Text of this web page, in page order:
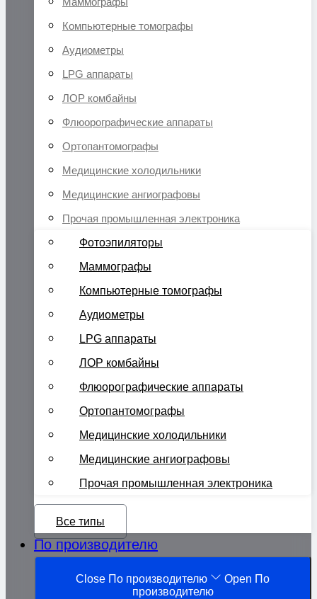
Компьютерные томографы
Аудиометры
LPG аппараты
ЛОР комбайны
Флюорографические аппараты
Ортопантомографы
Медицинские холодильники
Медицинские ангиографовы
Прочая промышленная электроника
Фотоэпиляторы
Маммографы
Компьютерные томографы
Аудиометры
LPG аппараты
ЛОР комбайны
Флюорографические аппараты
Ортопантомографы
Медицинские холодильники
Медицинские ангиографовы
Прочая промышленная электроника
Все типы
По производителю
Close По производителю
Open По
производителю